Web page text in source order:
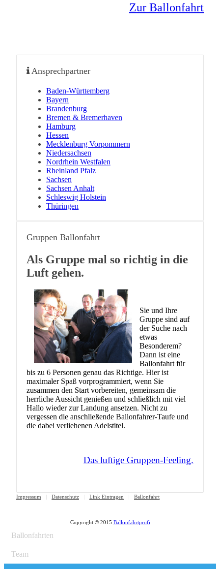
Zur Ballonfahrt
Ansprechpartner
Baden-Württemberg
Bayern
Brandenburg
Bremen & Bremerhaven
Hamburg
Hessen
Mecklenburg Vorpommern
Niedersachsen
Nordrhein Westfalen
Rheinland Pfalz
Sachsen
Sachsen Anhalt
Schleswig Holstein
Thüringen
Gruppen Ballonfahrt
Als Gruppe mal so richtig in die
Luft gehen.
Sie und Ihre
Gruppe sind auf
der Suche nach
etwas
Besonderem?
Dann ist eine
Ballonfahrt für
bis zu 6 Personen genau das Richtige. Hier ist
maximaler Spaß vorprogrammiert, wenn Sie
zusammen den Start vorbereiten, gemeinsam die
herrliche Aussicht genießen und schließlich mit viel
Hallo wieder zur Landung ansetzen. Nicht zu
vergessen die anschließende Ballonfahrer-Taufe und
die dabei verliehenen Adelstitel.
Das luftige Gruppen-Feeling.
Impressum Datenschutz Link Eintragen Ballonfahrt
Copyright © 2015 Ballonfahrtprofi
Ballonfahrten
Team